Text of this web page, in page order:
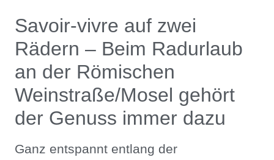
Savoir-vivre auf zwei
Rädern – Beim Radurlaub
an der Römischen
Weinstraße/Mosel gehört
der Genuss immer dazu
Ganz entspannt entlang der